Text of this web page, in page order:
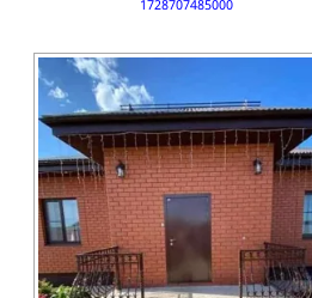
1728707485000